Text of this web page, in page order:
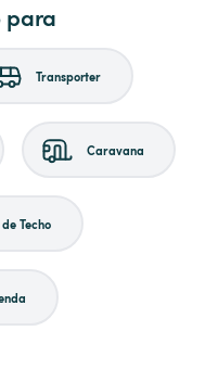
para
Transporter
Caravana
Techo